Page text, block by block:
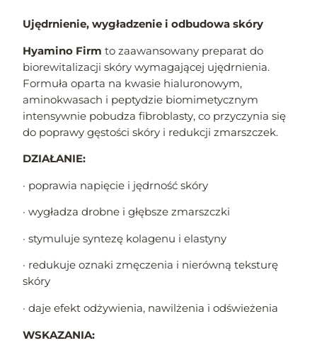
Ujędrnienie, wygładzenie i odbudowa skóry
Hyamino Firm to zaawansowany preparat do
biorewitalizacji skóry wymagającej ujędrnienia.
Formuła oparta na kwasie hialuronowym,
aminokwasach i peptydzie biomimetycznym
intensywnie pobudza fibroblasty, co przyczynia się
do poprawy gęstości skóry i redukcji zmarszczek.
DZIAŁANIE:
· poprawia napięcie i jędrność skóry
· wygładza drobne i głębsze zmarszczki
· stymuluje syntezę kolagenu i elastyny
· redukuje oznaki zmęczenia i nierówną teksturę
skóry
· daje efekt odżywienia, nawilżenia i odświeżenia
WSKAZANIA: